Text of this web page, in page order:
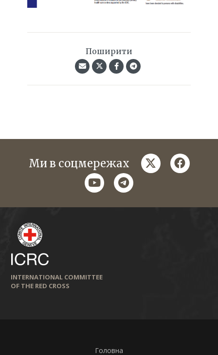
Поширити
Ми в соцмережах twitter
youtubetelegram
INTERNATIONAL COMMITTEE
OF THE RED CROSS
Головна